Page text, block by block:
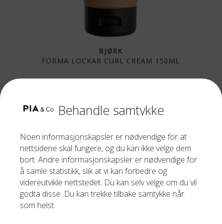
Behandle samtykke
Noen informasjonskapsler er nødvendige for at
nettsidene skal fungere, og du kan ikke velge dem
bort. Andre informasjonskapsler er nødvendige for
å samle statistikk, slik at vi kan forbedre og
videreutvikle nettstedet. Du kan selv velge om du vil
godta disse. Du kan trekke tilbake samtykke når
som helst.
BJØRK
FORMA LOCKAR CURL CREAM 150ML